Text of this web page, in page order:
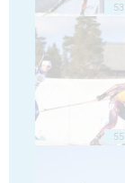
53
55